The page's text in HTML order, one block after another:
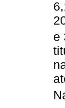
e